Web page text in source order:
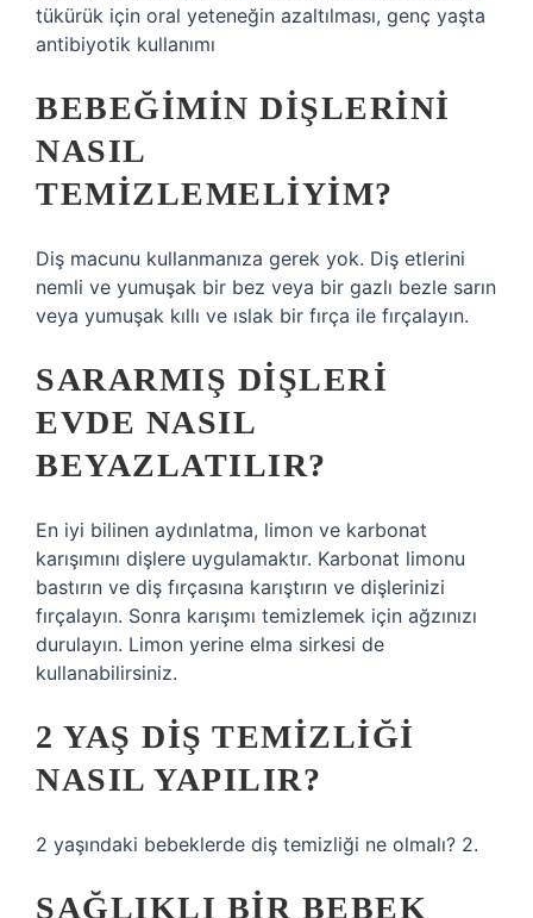
tükürük için oral yeteneğin azaltılması, genç yaşta
antibiyotik kullanımı
BEBEĞIMIN DIŞLERINI
NASIL
TEMIZLEMELIYIM?
Diş macunu kullanmanıza gerek yok. Diş etlerini
nemli ve yumuşak bir bez veya bir gazlı bezle sarın
veya yumuşak kıllı ve ıslak bir fırça ile fırçalayın.
SARARMIŞ DIŞLERI
EVDE NASIL
BEYAZLATILIR?
En iyi bilinen aydınlatma, limon ve karbonat
karışımını dişlere uygulamaktır. Karbonat limonu
bastırın ve diş fırçasına karıştırın ve dişlerinizi
fırçalayın. Sonra karışımı temizlemek için ağzınızı
durulayın. Limon yerine elma sirkesi de
kullanabilirsiniz.
2 YAŞ DIŞ TEMIZLIĞI
NASIL YAPILIR?
2 yaşındaki bebeklerde diş temizliği ne olmalı? 2.
SAĞLIKLI BIR BEBEK